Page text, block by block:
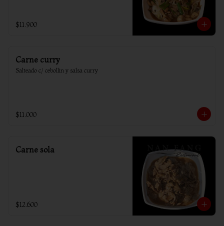
$11.900
Carne curry
Salteado c/ cebollin y salsa curry
$11.000
Carne sola
$12.600